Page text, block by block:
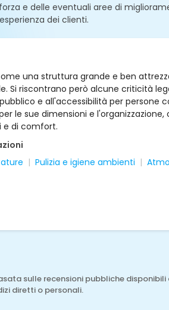
e delle eventuali aree di
dei clienti.
una struttura grande e ben
Si riscontrano però alcune criticità
e all'accessibilità per persone
le sue dimensioni e l'organizzazione,
e di comfort.
Pulizia e igiene ambienti
sulle recensioni pubbliche disponibili
diretti o personali.